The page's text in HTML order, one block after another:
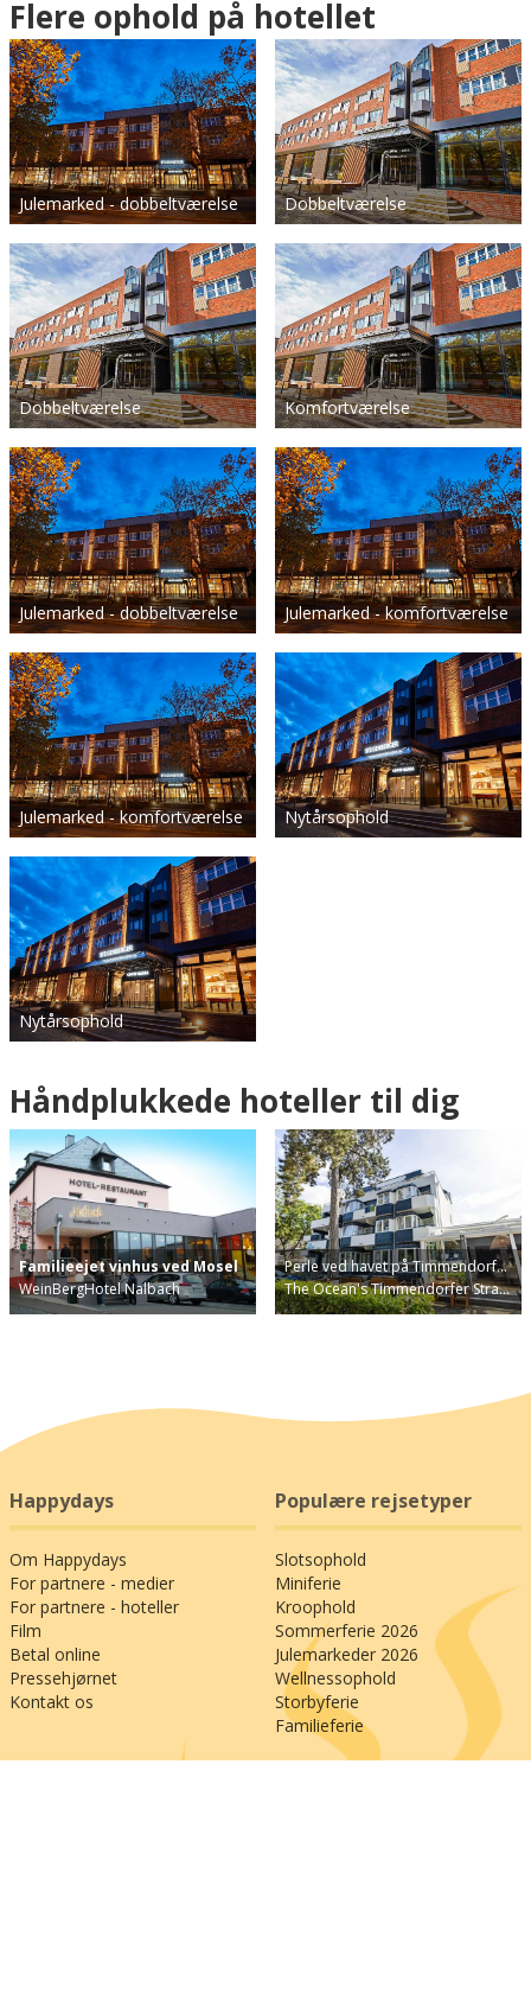
Flere ophold på hotellet
Julemarked - dobbeltværelse Dobbeltværelse
Dobbeltværelse Komfortværelse
Julemarked - dobbeltværelse Julemarked - komfortværelse
Julemarked - komfortværelse Nytårsophold
Nytårsophold
Håndplukkede hoteller til dig
Familieejet vinhus ved Mosel
WeinBergHotel Nalbach
Perle ved havet på Timmendorf…
The Ocean's Timmendorfer Stra…
Happydays
Om Happydays
For partnere - medier
For partnere - hoteller
Film
Betal online
Pressehjørnet
Kontakt os
Populære rejsetyper
Slotsophold
Miniferie
Kroophold
Sommerferie 2026
Julemarkeder 2026
Wellnessophold
Storbyferie
Familieferie
Populære destinationer Generelle links